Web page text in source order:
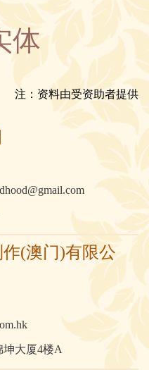
体
注：资料由受资助者提供
(澳门)有限公
坤大厦4楼A